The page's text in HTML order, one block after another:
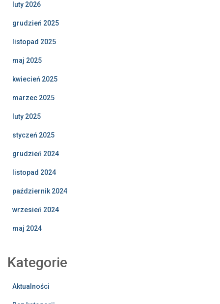
luty 2026
grudzień 2025
listopad 2025
maj 2025
kwiecień 2025
marzec 2025
luty 2025
styczeń 2025
grudzień 2024
listopad 2024
październik 2024
wrzesień 2024
maj 2024
Kategorie
Aktualności